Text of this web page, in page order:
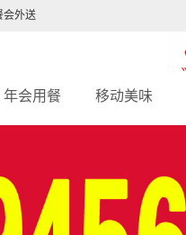
会外送
年会用餐
主题茶歇
移动美味
餐饮上门